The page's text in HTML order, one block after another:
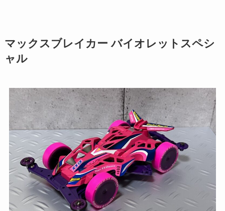
マックスブレイカー バイオレットスペシ
ャル